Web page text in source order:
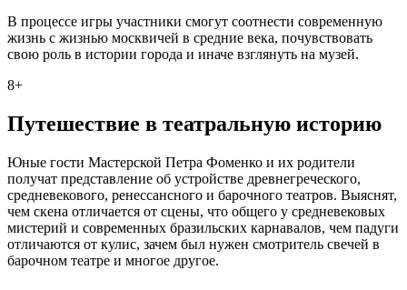
В процессе игры участники смогут соотнести современную
жизнь с жизнью москвичей в средние века, почувствовать
свою роль в истории города и иначе взглянуть на музей.
8+
Путешествие в театральную историю
Юные гости Мастерской Петра Фоменко и их родители
получат представление об устройстве древнегреческого,
средневекового, ренессансного и барочного театров. Выяснят,
чем скена отличается от сцены, что общего у средневековых
мистерий и современных бразильских карнавалов, чем падуги
отличаются от кулис, зачем был нужен смотритель свечей в
барочном театре и многое другое.